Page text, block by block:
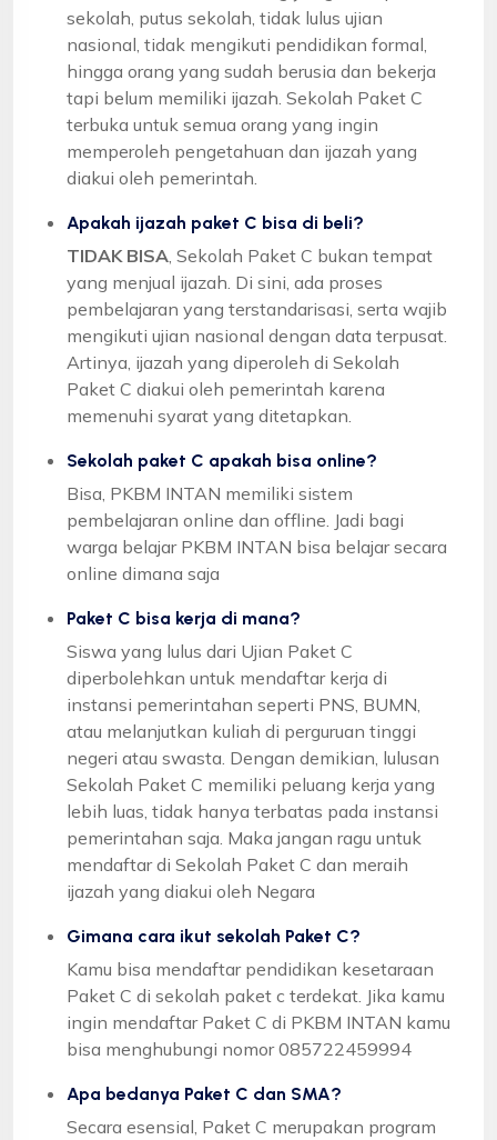
sekolah, putus sekolah, tidak lulus ujian
nasional, tidak mengikuti pendidikan formal,
hingga orang yang sudah berusia dan bekerja
tapi belum memiliki ijazah. Sekolah Paket C
terbuka untuk semua orang yang ingin
memperoleh pengetahuan dan ijazah yang
diakui oleh pemerintah.
Apakah ijazah paket C bisa di beli?
TIDAK BISA , Sekolah Paket C bukan tempat
yang menjual ijazah. Di sini, ada proses
pembelajaran yang terstandarisasi, serta wajib
mengikuti ujian nasional dengan data terpusat.
Artinya, ijazah yang diperoleh di Sekolah
Paket C diakui oleh pemerintah karena
memenuhi syarat yang ditetapkan.
Sekolah paket C apakah bisa online?
Bisa, PKBM INTAN memiliki sistem
pembelajaran online dan offline. Jadi bagi
warga belajar PKBM INTAN bisa belajar secara
online dimana saja
Paket C bisa kerja di mana?
Siswa yang lulus dari Ujian Paket C
diperbolehkan untuk mendaftar kerja di
instansi pemerintahan seperti PNS, BUMN,
atau melanjutkan kuliah di perguruan tinggi
negeri atau swasta. Dengan demikian, lulusan
Sekolah Paket C memiliki peluang kerja yang
lebih luas, tidak hanya terbatas pada instansi
pemerintahan saja. Maka jangan ragu untuk
mendaftar di Sekolah Paket C dan meraih
ijazah yang diakui oleh Negara
Gimana cara ikut sekolah Paket C?
Kamu bisa mendaftar pendidikan kesetaraan
Paket C di sekolah paket c terdekat. Jika kamu
ingin mendaftar Paket C di PKBM INTAN kamu
bisa menghubungi nomor 085722459994
Apa bedanya Paket C dan SMA?
Secara esensial, Paket C merupakan program